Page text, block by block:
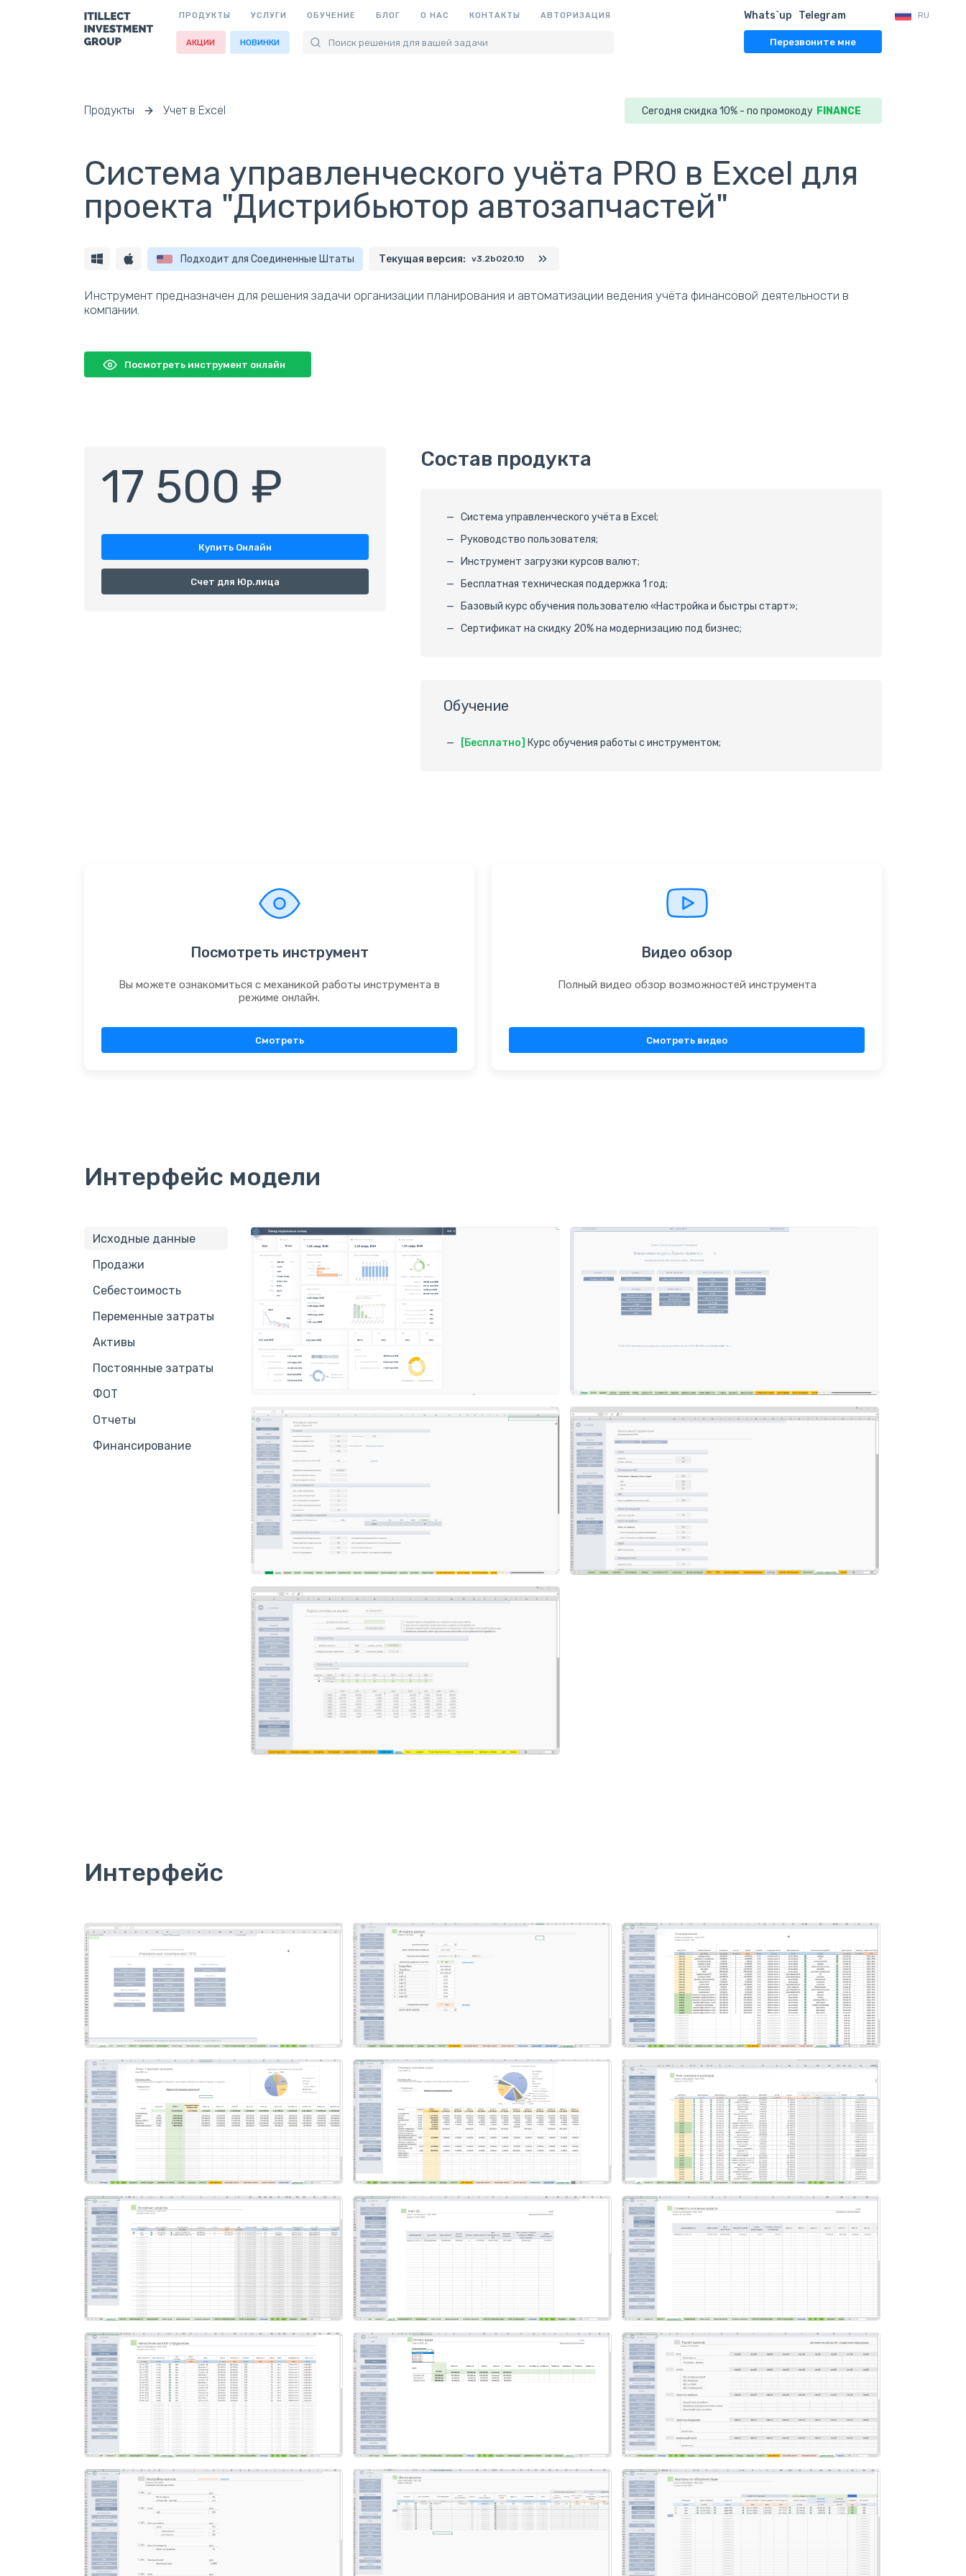
ПРОДУКТЫ УСЛУГИ ОБУЧЕНИЕ БЛОГ О НАС КОНТАКТЫ АВТОРИЗАЦИЯ
АКЦИИ НОВИНКИ Поиск решения для вашей задачи
Whats`up Telegram
Перезвоните мне
RU
Продукты Учет в Excel
Система управленческого учёта PRO в Excel для
проекта "Дистрибьютор автозапчастей"
Подходит для Соединенные Штаты Текущая версия: v3.2b020.10
Инструмент предназначен для решения задачи организации планирования и автоматизации ведения учёта финансовой деятельности в
компании.
Посмотреть инструмент онлайн
Сегодня скидка 10% - по промокоду FINANCE
17 500 ₽
Купить Онлайн
Счет для Юр.лица
Состав продукта
Система управленческого учёта в Excel;
Руководство пользователя;
Инструмент загрузки курсов валют;
Бесплатная техническая поддержка 1 год;
Базовый курс обучения пользователю «Настройка и быстры старт»;
Сертификат на скидку 20% на модернизацию под бизнес;
Обучение
[Бесплатно] Курс обучения работы с инструментом;
Посмотреть инструмент
Вы можете ознакомиться с механикой работы инструмента в
режиме онлайн.
Смотреть
Видео обзор
Полный видео обзор возможностей инструмента
Смотреть видео
Интерфейс модели
Исходные данные
Продажи
Себестоимость
Переменные затраты
Активы
Постоянные затраты
ФОТ
Отчеты
Финансирование
Интерфейс